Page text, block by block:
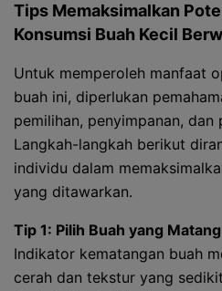
Tips Memaksimalkan
Konsumsi Buah Kecil
Untuk memperoleh manfaat
buah ini, diperlukan
pemilihan, penyimpanan,
Langkah-langkah berikut
individu dalam
yang ditawarkan.
Tip 1: Pilih Buah yang
Indikator kematangan buah
cerah dan tekstur yang